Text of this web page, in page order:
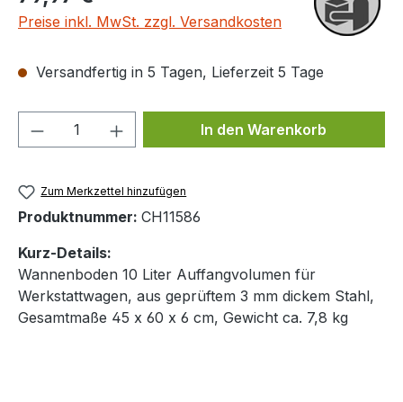
Preise inkl. MwSt. zzgl. Versandkosten
Versandfertig in 5 Tagen, Lieferzeit 5 Tage
Produkt Anzahl: Gib denIn den Warenkorb
Zum Merkzettel hinzufügen
Produktnummer: CH11586
Kurz-Details:
Wannenboden 10 Liter Auffangvolumen für
Werkstattwagen, aus geprüftem 3 mm dickem Stahl,
Gesamtmaße 45 x 60 x 6 cm, Gewicht ca. 7,8 kg